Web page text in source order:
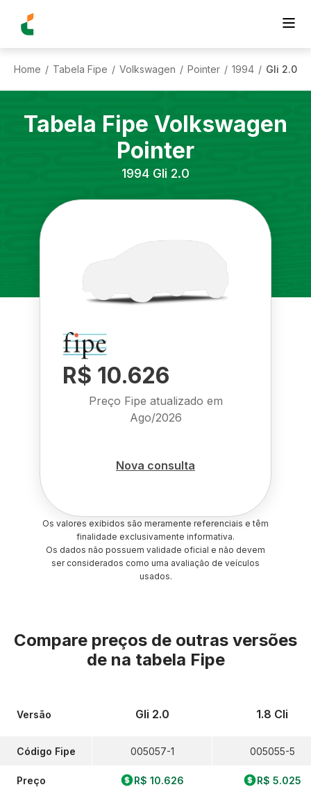
Home / Tabela Fipe / Volkswagen / Pointer / 1994 / Gli 2.0
Tabela Fipe Volkswagen
Pointer
1994 Gli 2.0
R$ 10.626
Preço Fipe atualizado em
Ago/2026
Nova consulta
Os valores exibidos são meramente referenciais e têm
finalidade exclusivamente informativa.
Os dados não possuem validade oficial e não devem
ser considerados como uma avaliação de veículos
usados.
Compare preços de outras versões
de na tabela Fipe
Versão
Código Fipe
Preço
Gli 2.0
005057-1
R$ 10.626
1.8 Cli
005055-5
R$ 5.025